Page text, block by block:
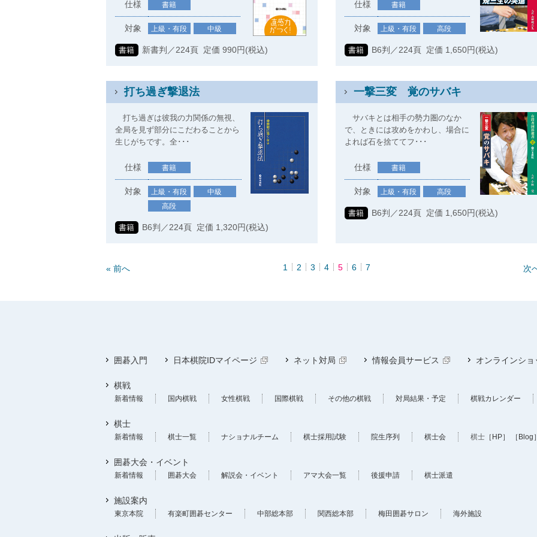
仕様 書籍
対象 上級・有段 中級
書籍 新書判／224頁 定価 990円(税込)
仕様 書籍
対象 上級・有段 高段
書籍 B6判／224頁 定価 1,650円(税込)
打ち過ぎ撃退法
打ち過ぎは彼我の力関係の無視、
全局を見ず部分にこだわることから
生じがちです。全･･･
仕様 書籍
対象 上級・有段
中級
高段
書籍 B6判／224頁 定価 1,320円(税込)
一撃三変 覚のサバキ
サバキとは相手の勢力圏のなか
で、ときには攻めをかわし、場合に
よれば石を捨ててフ･･･
仕様 書籍
対象 上級・有段 高段
書籍 B6判／224頁 定価 1,650円(税込)
« 前へ 1 2 3 4 5 6 7 次
囲碁入門 日本棋院IDマイページ ネット対局 情報会員サービス オンラインショ
棋戦
新着情報 国内棋戦 女性棋戦 国際棋戦 その他の棋戦 対局結果・予定 棋戦カレンダー
棋士
新着情報 棋士一覧 ナショナルチーム 棋士採用試験 院生序列 棋士会 棋士 ［HP］ ［Blog
囲碁大会・イベント
新着情報 囲碁大会 解説会・イベント アマ大会一覧 後援申請 棋士派遣
施設案内
東京本院 有楽町囲碁センター 中部総本部 関西総本部 梅田囲碁サロン 海外施設